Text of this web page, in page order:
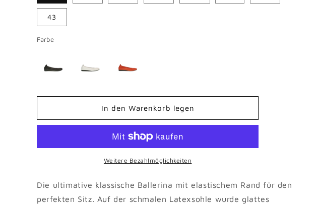
43
Farbe
In den Warenkorb legen
Weitere Bezahlmöglichkeiten
Die ultimative klassische Ballerina mit elastischem Rand für den
perfekten Sitz. Auf der schmalen Latexsohle wurde glattes